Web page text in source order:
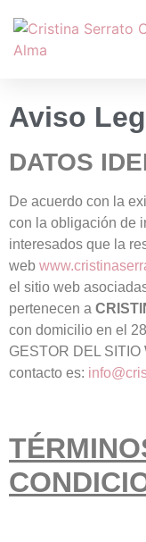
Aviso
DATOS
De acuerdo con la
con la obligación de
interesados que la
web
el sitio web
pertenecen a
con domicilio en el
GESTOR DEL
contacto es: